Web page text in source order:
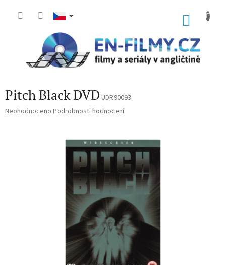
Pitch Black DVD UDR90093
Průměrné
Neohodnoceno Podrobnosti hodnocení